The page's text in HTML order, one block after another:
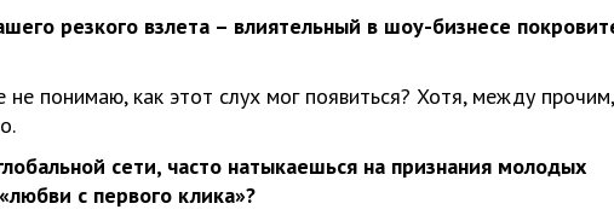
резкого взлета – влиятельный в шоу-бизнесе
понимаю, как этот слух мог появиться? Хотя, между
сети, часто натыкаешься на признания молодых
с первого клика»?